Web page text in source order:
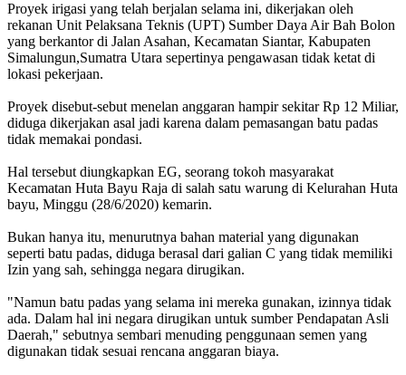
Proyek irigasi yang telah berjalan selama ini, dikerjakan oleh
rekanan Unit Pelaksana Teknis (UPT) Sumber Daya Air Bah Bolon
yang berkantor di Jalan Asahan, Kecamatan Siantar, Kabupaten
Simalungun,Sumatra Utara sepertinya pengawasan tidak ketat di
lokasi pekerjaan.
Proyek disebut-sebut menelan anggaran hampir sekitar Rp 12 Miliar,
diduga dikerjakan asal jadi karena dalam pemasangan batu padas
tidak memakai pondasi.
Hal tersebut diungkapkan EG, seorang tokoh masyarakat
Kecamatan Huta Bayu Raja di salah satu warung di Kelurahan Huta
bayu, Minggu (28/6/2020) kemarin.
Bukan hanya itu, menurutnya bahan material yang digunakan
seperti batu padas, diduga berasal dari galian C yang tidak memiliki
Izin yang sah, sehingga negara dirugikan.
"Namun batu padas yang selama ini mereka gunakan, izinnya tidak
ada. Dalam hal ini negara dirugikan untuk sumber Pendapatan Asli
Daerah," sebutnya sembari menuding penggunaan semen yang
digunakan tidak sesuai rencana anggaran biaya.